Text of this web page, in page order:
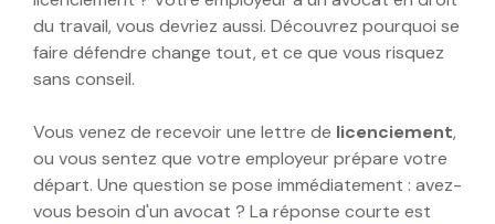
du travail, vous devriez aussi. Découvrez pourquoi se
faire défendre change tout, et ce que vous risquez
sans conseil.
Vous venez de recevoir une lettre de licenciement,
ou vous sentez que votre employeur prépare votre
départ. Une question se pose immédiatement : avez-
vous besoin d'un avocat ? La réponse courte est